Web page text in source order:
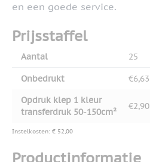
en een goede service.
Prijsstaffel
Aantal 25
Onbedrukt €6,63
Opdruk klep 1 kleur
transferdruk 50-150cm²
€2,90
Instelkosten: € 52,00
Productinformatie